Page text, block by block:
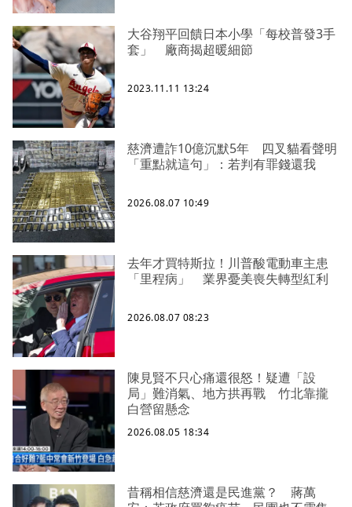
大谷翔平回饋日本小學「每校普發3手
套」 廠商揭超暖細節
2023.11.11 13:24
慈濟遭詐10億沉默5年 四叉貓看聲明
「重點就這句」：若判有罪錢還我
2026.08.07 10:49
去年才買特斯拉！川普酸電動車主患
「里程病」 業界憂美喪失轉型紅利
2026.08.07 08:23
陳見賢不只心痛還很怒！疑遭「設
局」難消氣、地方拱再戰 竹北靠攏
白營留懸念
2026.08.05 18:34
昔稱相信慈濟還是民進黨？ 蔣萬